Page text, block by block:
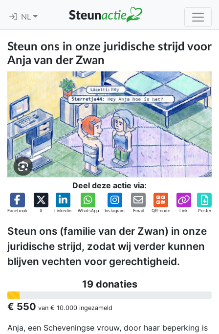
NL
Steun ons in onze juridische strijd voor
Anja van der Zwan
Deel deze actie via:
Facebook X Linkedin WhatsApp Instagram Email QR-code Link Poster
Steun ons (familie van der Zwan) in onze
juridische strijd, zodat wij verder kunnen
blijven vechten voor gerechtigheid.
19 donaties
€ 550 van € 10.000 ingezameld
Anja, een Scheveningse vrouw, door haar beperking is